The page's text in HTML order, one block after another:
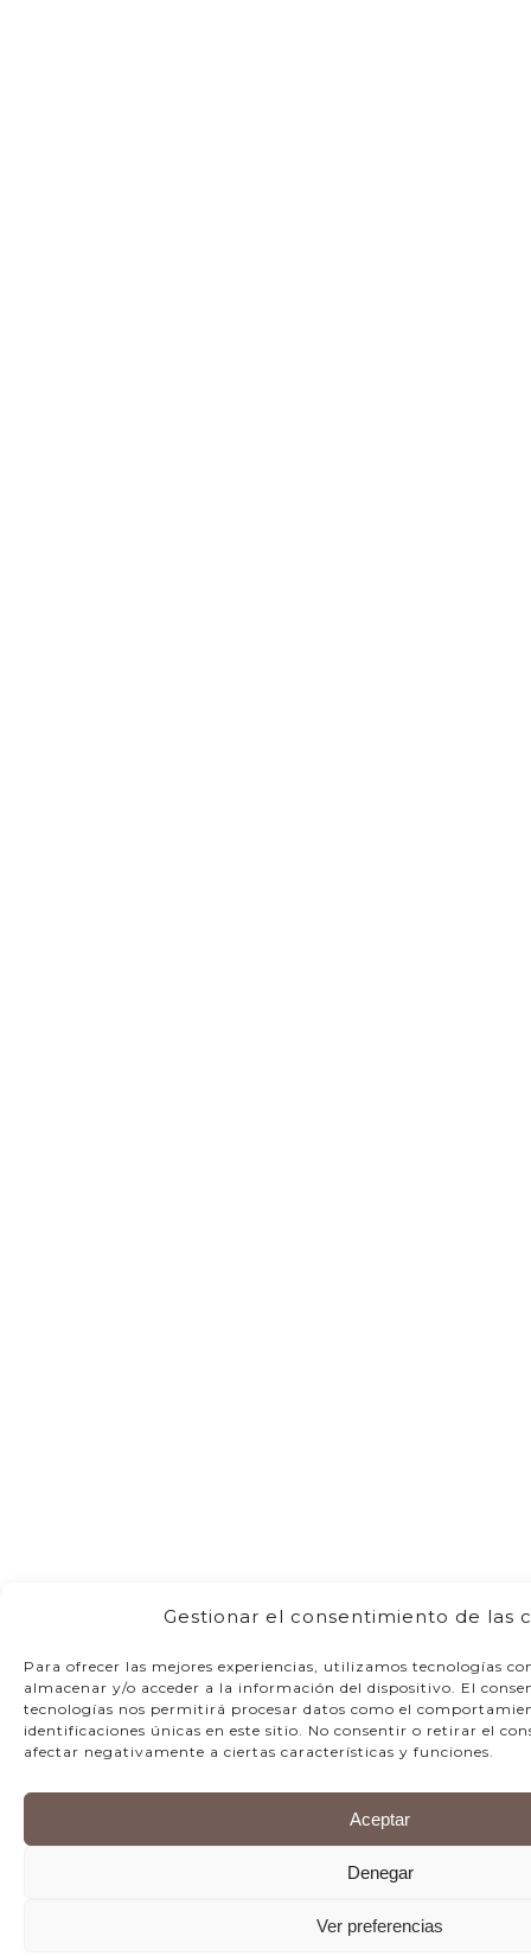
Gestionar el consentimiento de las
Para ofrecer las mejores experiencias, utilizamos tecnologías
almacenar y/o acceder a la información del dispositivo. El
tecnologías nos permitirá procesar datos como el
identificaciones únicas en este sitio. No consentir o retirar el
afectar negativamente a ciertas características y funciones.
Aceptar
Denegar
Ver preferencias